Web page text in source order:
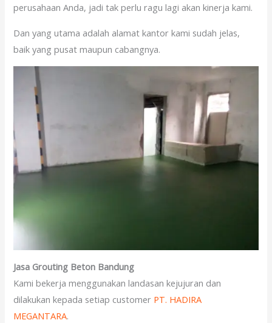
perusahaan Anda, jadi tak perlu ragu lagi akan kinerja kami.
Dan yang utama adalah alamat kantor kami sudah jelas,
baik yang pusat maupun cabangnya.
Jasa Grouting Beton Bandung
Kami bekerja menggunakan landasan kejujuran dan
dilakukan kepada setiap customer PT. HADIRA
MEGANTARA.